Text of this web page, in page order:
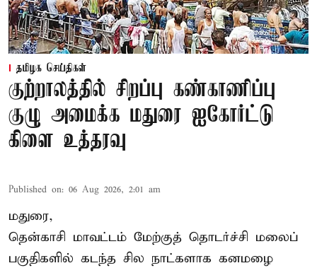
தமிழக செய்திகள்
குற்றாலத்தில் சிறப்பு கண்காணிப்பு
குழு அமைக்க மதுரை ஐகோர்ட்டு
கிளை உத்தரவு
Published on: 06 Aug 2026, 2:01 am
மதுரை,
தென்காசி மாவட்டம் மேற்குத் தொடர்ச்சி மலைப்
பகுதிகளில் கடந்த சில நாட்களாக கனமழை